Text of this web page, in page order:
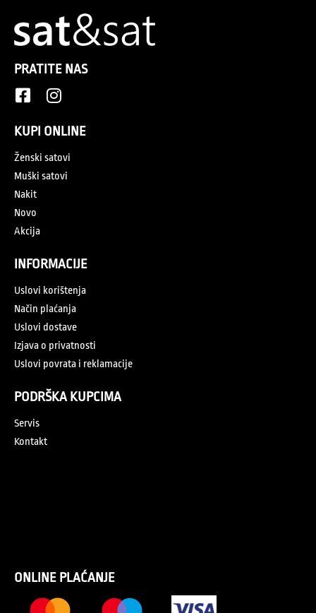
PRATITE NAS
KUPI ONLINE
Ženski satovi
Muški satovi
Nakit
Novo
Akcija
INFORMACIJE
Uslovi korištenja
Način plaćanja
Uslovi dostave
Izjava o privatnosti
Uslovi povrata i reklamacije
PODRŠKA KUPCIMA
Servis
Kontakt
ONLINE PLAĆANJE